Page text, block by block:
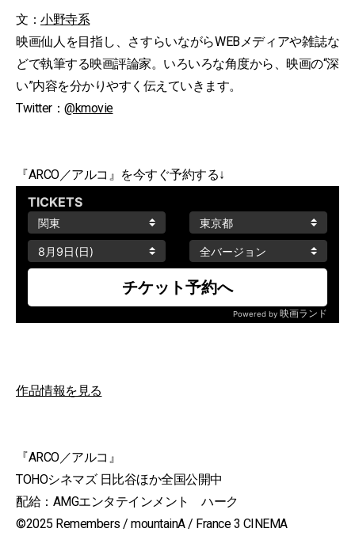
文： 小野寺系
映画仙人を目指し、さすらいながらWEBメディアや雑誌な
どで執筆する映画評論家。いろいろな角度から、映画の“深
い”内容を分かりやすく伝えていきます。
Twitter： @kmovie
『ARCO／アルコ』を今すぐ予約する↓
作品情報を見る
『ARCO／アルコ』
TOHOシネマズ 日比谷ほか全国公開中
配給：AMGエンタテインメント ハーク
©2025 Remembers / mountainA / France 3 CINEMA